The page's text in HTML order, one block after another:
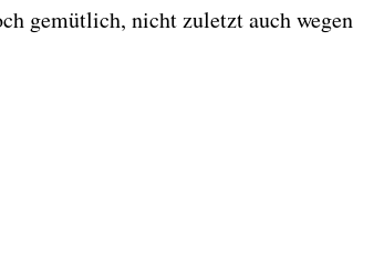
gemütlich, nicht zuletzt auch wegen